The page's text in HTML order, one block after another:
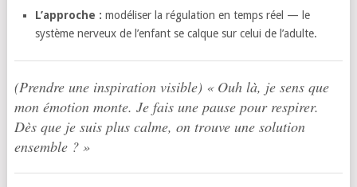
L’approche : modéliser la régulation en temps réel — le
système nerveux de l’enfant se calque sur celui de l’adulte.
(Prendre une inspiration visible) « Ouh là, je sens que
mon émotion monte. Je fais une pause pour respirer.
Dès que je suis plus calme, on trouve une solution
ensemble ? »